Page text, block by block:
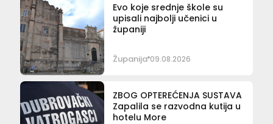
Evo koje srednje škole su
upisali najbolji učenici u
županiji
Županija 09.08.2026
ZBOG OPTEREĆENJA SUSTAVA
Zapalila se razvodna kutija u
hotelu More